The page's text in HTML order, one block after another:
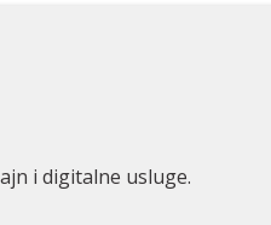
i digitalne usluge.